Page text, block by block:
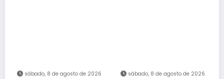
sábado, 8 de agosto de 2026 sábado, 8 de agosto de 2026